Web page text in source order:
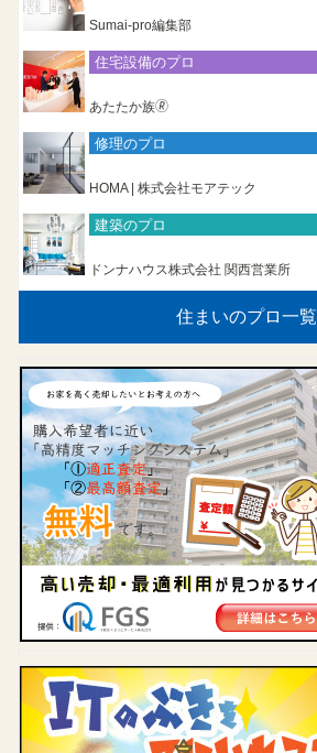
Sumai-pro編集部
住宅設備のプロ
あたたか族🄬
修理のプロ
HOMA | 株式会社モアテック
建築のプロ
ドンナハウス株式会社 関西営業所
住まいのプロ一覧